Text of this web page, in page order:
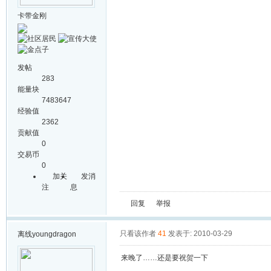
卡带金刚
发帖
283
能量块
7483647
经验值
2362
贡献值
0
交易币
0
加关
注
发消
息
回复 举报
离线youngdragon 只看该作者 41 发表于: 2010-03-29
来晚了……还是要祝贺一下